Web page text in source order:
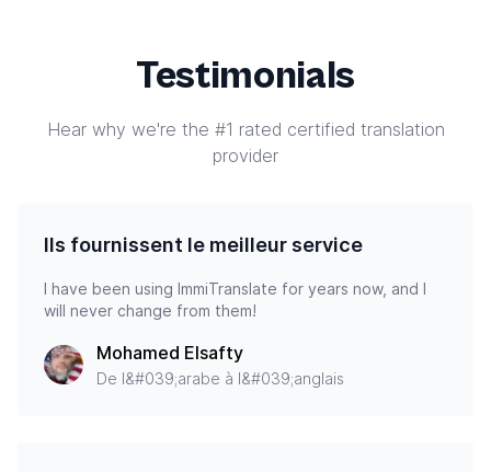
Testimonials
Hear why we're the #1 rated certified translation
provider
Ils fournissent le meilleur service
I have been using ImmiTranslate for years now, and I
will never change from them!
Mohamed Elsafty
De l&#039;arabe à l&#039;anglais